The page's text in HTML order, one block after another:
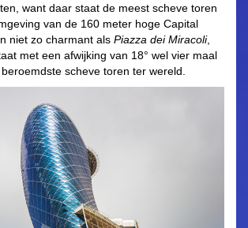
want daar staat de meest scheve toren
van de 160 meter hoge Capital
niet zo charmant als Piazza dei Miracoli,
met een afwijking van 18° wel vier maal
scheve toren ter wereld.